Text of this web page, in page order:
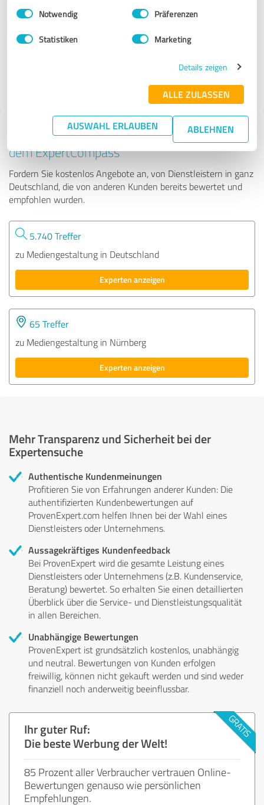
Impressum Datenschutzbestimmungen
Einwilligungsauswahl
Notwendig Präferenzen
Statistiken Marketing
Details zeigen
ALLE ZULASSEN
AUSWAHL ERLAUBEN ABLEHNEN
Radtke Grafik & Design Berlin
Tipp: Die passenden Experten finden - mit
dem ExpertCompass
Fordern Sie kostenlos Angebote an, von Dienstleistern in ganz
Deutschland, die von anderen Kunden bereits bewertet und
empfohlen wurden.
5.740 Treffer
zu Mediengestaltung in Deutschland
Experten anzeigen
65 Treffer
zu Mediengestaltung in Nürnberg
Experten anzeigen
Mehr Transparenz und Sicherheit bei der
Expertensuche
Authentische Kundenmeinungen
Profitieren Sie von Erfahrungen anderer Kunden: Die
authentifizierten Kundenbewertungen auf
ProvenExpert.com helfen Ihnen bei der Wahl eines
Dienstleisters oder Unternehmens.
Aussagekräftiges Kundenfeedback
Bei ProvenExpert wird die gesamte Leistung eines
Dienstleisters oder Unternehmens (z.B. Kundenservice,
Beratung) bewertet. So erhalten Sie einen detaillierten
Überblick über die Service- und Dienstleistungsqualität
in allen Bereichen.
Unabhängige Bewertungen
ProvenExpert ist grundsätzlich kostenlos, unabhängig
und neutral. Bewertungen von Kunden erfolgen
freiwillig, können nicht gekauft werden und sind weder
finanziell noch anderweitig beeinflussbar.
Ihr guter Ruf:
Die beste Werbung der Welt!
85 Prozent aller Verbraucher vertrauen Online-
Bewertungen genauso wie persönlichen
Empfehlungen.